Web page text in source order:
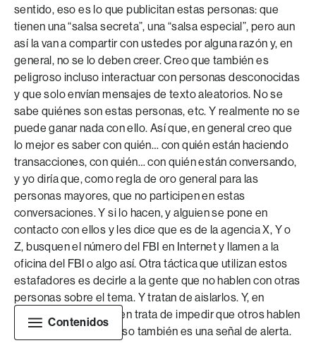
sentido, eso es lo que publicitan estas personas: que
tienen una “salsa secreta”, una “salsa especial”, pero aun
así la van a compartir con ustedes por alguna razón y, en
general, no se lo deben creer. Creo que también es
peligroso incluso interactuar con personas desconocidas
y que solo envían mensajes de texto aleatorios. No se
sabe quiénes son estas personas, etc. Y realmente no se
puede ganar nada con ello. Así que, en general creo que
lo mejor es saber con quién… con quién están haciendo
transacciones, con quién… con quién están conversando,
y yo diría que, como regla de oro general para las
personas mayores, que no participen en estas
conversaciones. Y si lo hacen, y alguien se pone en
contacto con ellos y les dice que es de la agencia X, Y o
Z, busquen el número del FBI en Internet y llamen a la
oficina del FBI o algo así. Otra táctica que utilizan estos
estafadores es decirle a la gente que no hablen con otras
personas sobre el tema. Y tratan de aislarlos. Y, en
general, cuando alguien trata de impedir que otros hablen
con otras personas, eso también es una señal de alerta.
Contenidos